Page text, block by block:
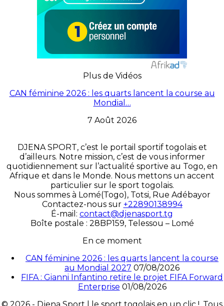
Plus de Vidéos
CAN féminine 2026 : les quarts lancent la course au
Mondial…
7 Août 2026
DJENA SPORT, c’est le portail sportif togolais et
d’ailleurs. Notre mission, c’est de vous informer
quotidiennement sur l’actualité sportive au Togo, en
Afrique et dans le Monde. Nous mettons un accent
particulier sur le sport togolais.
Nous sommes à Lomé(Togo), Totsi, Rue Adébayor
Contactez-nous sur +22890138994
É-mail: contact@djenasport.tg
Boîte postale : 28BP159, Telessou – Lomé
En ce moment
CAN féminine 2026 : les quarts lancent la course
au Mondial 2027 07/08/2026
FIFA : Gianni Infantino retire le projet FIFA Forward
Enterprise 01/08/2026